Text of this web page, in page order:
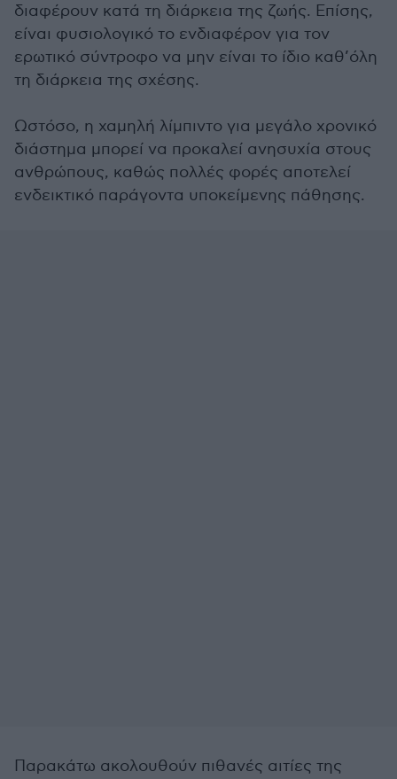
διαφέρουν κατά τη διάρκεια της ζωής. Επίσης,
είναι φυσιολογικό το ενδιαφέρον για τον
ερωτικό σύντροφο να μην είναι το ίδιο καθ’όλη
τη διάρκεια της σχέσης.
Ωστόσο, η χαμηλή λίμπιντο για μεγάλο χρονικό
διάστημα μπορεί να προκαλεί ανησυχία στους
ανθρώπους, καθώς πολλές φορές αποτελεί
ενδεικτικό παράγοντα υποκείμενης πάθησης.
Παρακάτω ακολουθούν πιθανές αιτίες της